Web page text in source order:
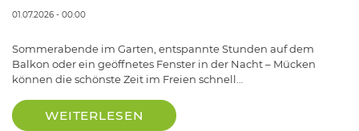
01.07.2026 - 00:00
Sommerabende im Garten, entspannte Stunden auf dem
Balkon oder ein geöffnetes Fenster in der Nacht – Mücken
können die schönste Zeit im Freien schnell…
WEITERLESEN